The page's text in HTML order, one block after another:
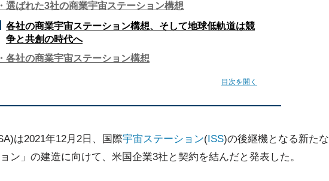
選ばれた3社の商業宇宙ステーション構想
各社の商業宇宙ステーション構想、そして地球低軌道は競
争と共創の時代へ
各社の商業宇宙ステーション構想
目次を開く
は2021年12月2日、国際宇宙ステーション(ISS)の後継機となる新たな
ン」の建造に向けて、米国企業3社と契約を結んだと発表した。